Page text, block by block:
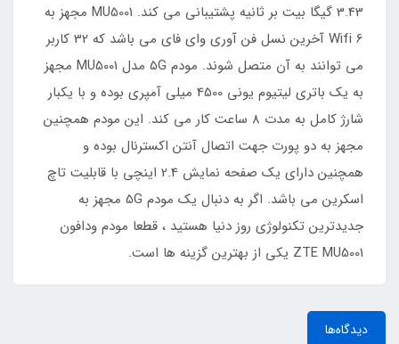
3.43 گیگا بیت بر ثانیه پشتیبانی می کند. MU5001 مجهز به
Wifi 6 آخرین نسل فن آوری وای فای می باشد که 32 کاربر
می توانند به آن متصل شوند. مودم 5G مدل MU5001 مجهز
به یک باتری لیتیوم یونی 4500 میلی آمپری بوده و با یکبار
شارژ کامل به مدت 8 ساعت کار می کند. این مودم همچنین
مجهز به دو پورت جهت اتصال آنتن اکسترنال بوده و
همچنین دارای یک صفحه نمایش 2.4 اینچی با قابلیت تاچ
اسکرین می باشد. اگر به دنبال یک مودم 5G مجهز به
جدیدترین تکنولوژی روز دنیا هستید ، قطعا مودم ودافون
ZTE MU5001 یکی از بهترین گزینه ها است.
دیدگاه‌ها